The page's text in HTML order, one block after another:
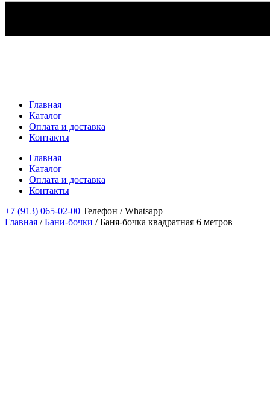
Главная
Каталог
Оплата и доставка
Контакты
Главная
Каталог
Оплата и доставка
Контакты
+7 (913) 065-02-00 Телефон / Whatsapp
Главная /Бани-бочки /Баня-бочка квадратная 6 метров